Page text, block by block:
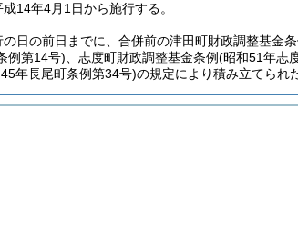
成14年4月1日から施行する。
の日の前日までに、合併前の津田町財政調整基金条
例第14号) 、志度町財政調整基金条例(昭和51年志
年長尾町条例第34号)の規定により積み立てられ